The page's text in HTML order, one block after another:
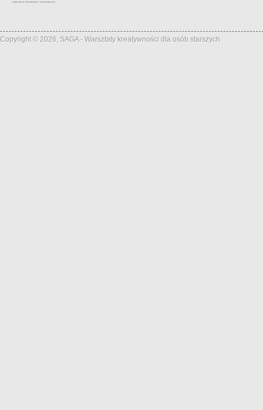
Copyright © 2026, SAGA - Warsztaty kreatywności dla osób starszych